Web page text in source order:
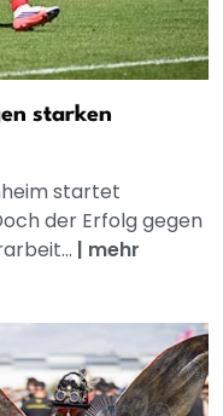
starken
startet
der Erfolg gegen
| mehr